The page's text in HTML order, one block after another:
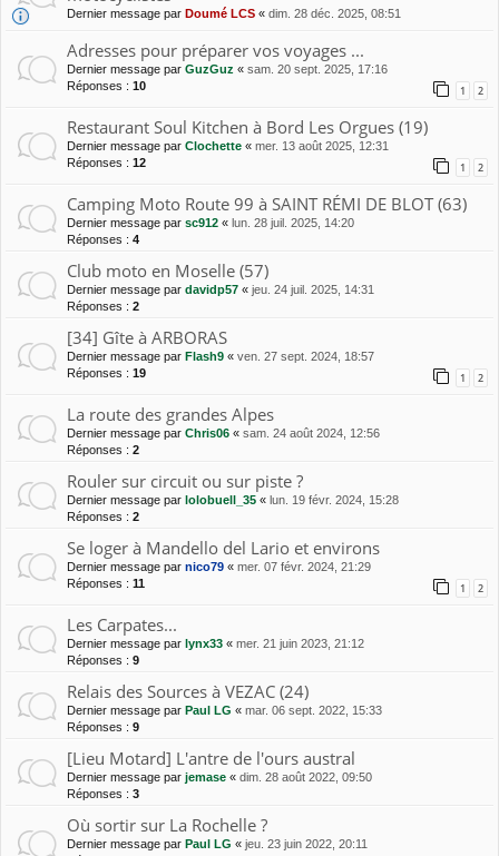
Dernier message par Doumé LCS « dim. 28 déc. 2025, 08:51
Adresses pour préparer vos voyages ...
Dernier message par GuzGuz « sam. 20 sept. 2025, 17:16
Réponses : 10 1 2
Restaurant Soul Kitchen à Bord Les Orgues (19)
Dernier message par Clochette « mer. 13 août 2025, 12:31
Réponses : 12 1 2
Camping Moto Route 99 à SAINT RÉMI DE BLOT (63)
Dernier message par sc912 « lun. 28 juil. 2025, 14:20
Réponses : 4
Club moto en Moselle (57)
Dernier message par davidp57 « jeu. 24 juil. 2025, 14:31
Réponses : 2
[34] Gîte à ARBORAS
Dernier message par Flash9 « ven. 27 sept. 2024, 18:57
Réponses : 19 1 2
La route des grandes Alpes
Dernier message par Chris06 « sam. 24 août 2024, 12:56
Réponses : 2
Rouler sur circuit ou sur piste ?
Dernier message par lolobuell_35 « lun. 19 févr. 2024, 15:28
Réponses : 2
Se loger à Mandello del Lario et environs
Dernier message par nico79 « mer. 07 févr. 2024, 21:29
Réponses : 11 1 2
Les Carpates...
Dernier message par lynx33 « mer. 21 juin 2023, 21:12
Réponses : 9
Relais des Sources à VEZAC (24)
Dernier message par Paul LG « mar. 06 sept. 2022, 15:33
Réponses : 9
[Lieu Motard] L'antre de l'ours austral
Dernier message par jemase « dim. 28 août 2022, 09:50
Réponses : 3
Où sortir sur La Rochelle ?
Dernier message par Paul LG « jeu. 23 juin 2022, 20:11